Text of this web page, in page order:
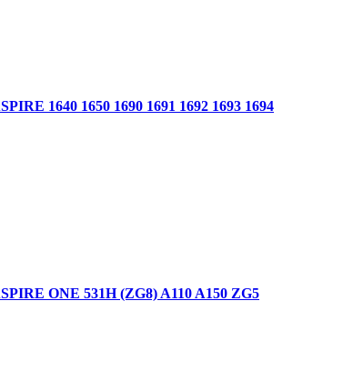
1640 1650 1690 1691 1692 1693 1694
ONE 531H (ZG8) A110 A150 ZG5